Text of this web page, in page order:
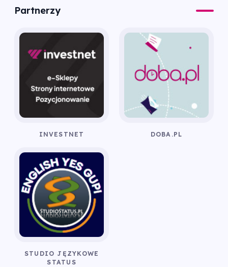
Partnerzy
INVESTNET DOBA.PL
STUDIO JĘZYKOWE
STATUS